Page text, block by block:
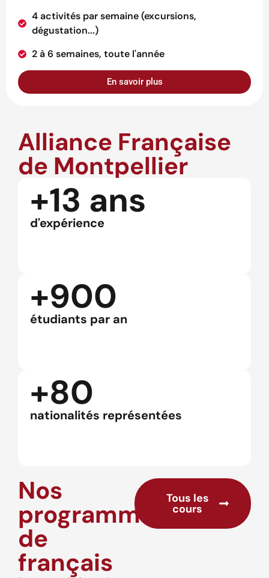
4 activités par semaine (excursions,
dégustation...)
2 à 6 semaines, toute l'année
En savoir plus
Alliance Française
de Montpellier
+13 ans
d'expérience
+900
étudiants par an
+80
nationalités représentées
Nos
programmes
de
français
Tous les
cours